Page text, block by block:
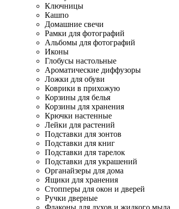
Ключницы
Кашпо
Домашние свечи
Рамки для фотографий
Альбомы для фотографий
Иконы
Глобусы настольные
Ароматические диффузоры
Ложки для обуви
Коврики в прихожую
Корзины для белья
Корзины для хранения
Крючки настенные
Лейки для растений
Подставки для зонтов
Подставки для книг
Подставки для тарелок
Подставки для украшений
Органайзеры для дома
Ящики для хранения
Стопперы для окон и дверей
Ручки дверные
Флаконы для духов и жидкого мыла